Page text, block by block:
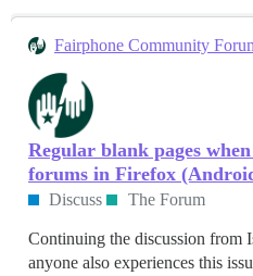
Fairphone Community
Regular blank pages
forums in Firefox
Discuss The Forum
Continuing the discussion from
anyone also experiences this